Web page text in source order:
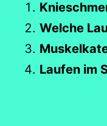
Welche
Laufen im